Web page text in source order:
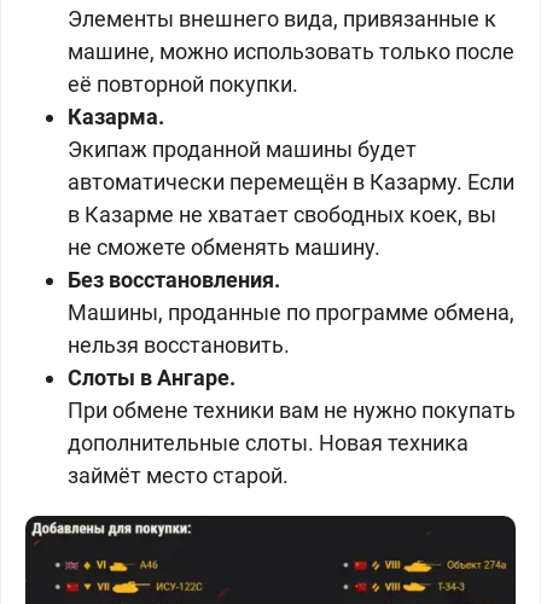
Элементы внешнего вида, привязанные к
машине, можно использовать только после
её повторной покупки.
Казарма.
Экипаж проданной машины будет
автоматически перемещён в Казарму. Если
в Казарме не хватает свободных коек, вы
не сможете обменять машину.
Без восстановления.
Машины, проданные по программе обмена,
нельзя восстановить.
Слоты в Ангаре.
При обмене техники вам не нужно покупать
дополнительные слоты. Новая техника
займёт место старой.